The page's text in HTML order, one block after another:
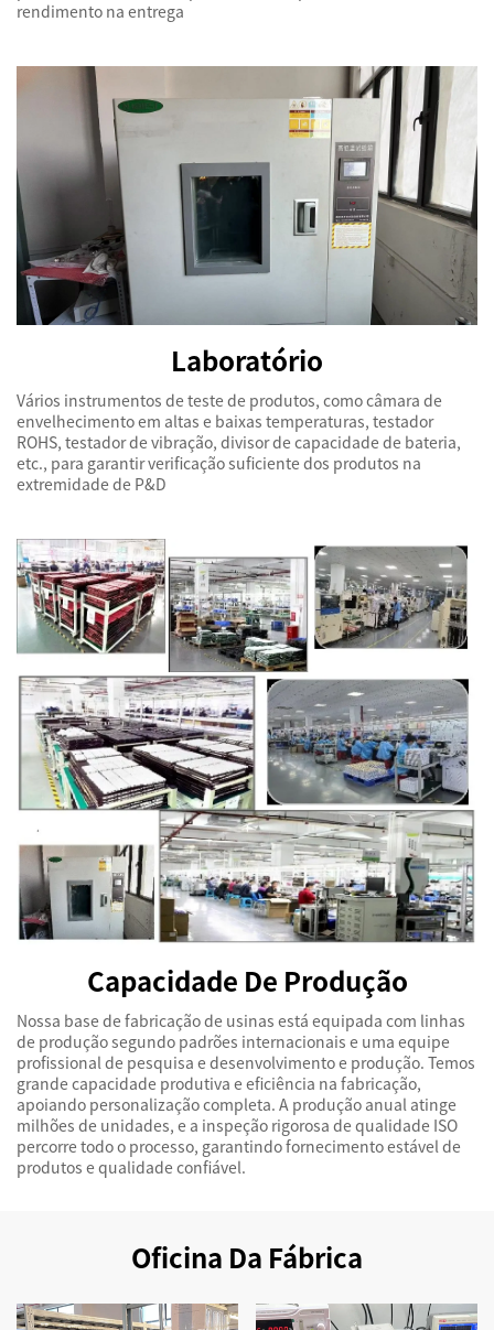
rendimento na entrega
Laboratório
Vários instrumentos de teste de produtos, como câmara de
envelhecimento em altas e baixas temperaturas, testador
ROHS, testador de vibração, divisor de capacidade de bateria,
etc., para garantir verificação suficiente dos produtos na
extremidade de P&D
Capacidade De Produção
Nossa base de fabricação de usinas está equipada com linhas
de produção segundo padrões internacionais e uma equipe
profissional de pesquisa e desenvolvimento e produção. Temos
grande capacidade produtiva e eficiência na fabricação,
apoiando personalização completa. A produção anual atinge
milhões de unidades, e a inspeção rigorosa de qualidade ISO
percorre todo o processo, garantindo fornecimento estável de
produtos e qualidade confiável.
Oficina Da Fábrica